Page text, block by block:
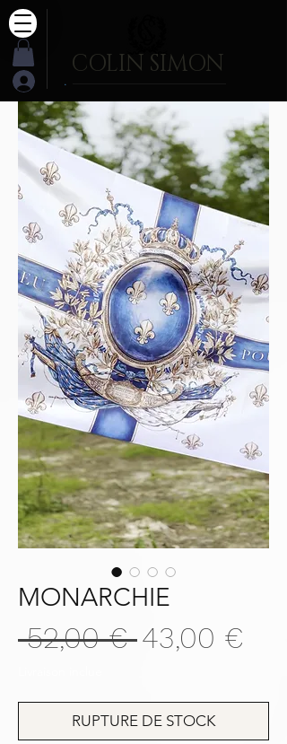
COLIN SIMON
.
MONARCHIE
52,00 € Prix
43,00 €
RUPTURE DE STOCK